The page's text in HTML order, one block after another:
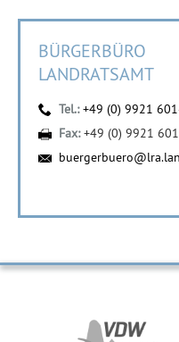
BÜRGERBÜRO
LANDRATSAMT
Tel.:+49 (0) 9921
Fax:+49 (0) 9921